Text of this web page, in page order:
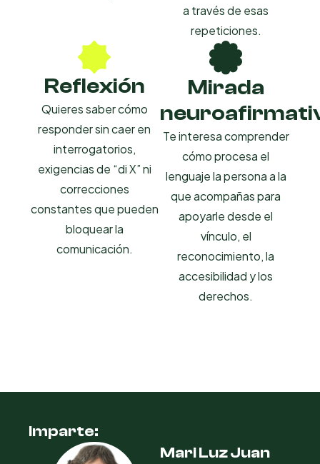
a través de esas
repeticiones.
Reflexión
Quieres saber cómo
responder sin caer en
interrogatorios,
exigencias de “di X” ni
correcciones
constantes que pueden
bloquear la
comunicación.
Mirada
Te interesa comprender
cómo procesa el
lenguaje la persona a la
que acompañas para
apoyarle desde el
vínculo, el
reconocimiento, la
accesibilidad y los
derechos.
Imparte:
Mari Luz Juan